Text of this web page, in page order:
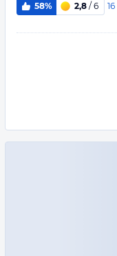
58% 2,8 / 6 16